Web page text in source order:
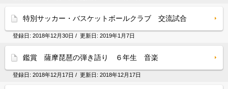
特別サッカー・バスケットボールクラブ 交流試合
登録日: 2018年12月30日 / 更新日: 2019年1月7日
鑑賞 薩摩琵琶の弾き語り ６年生 音楽
登録日: 2018年12月17日 / 更新日: 2018年12月17日